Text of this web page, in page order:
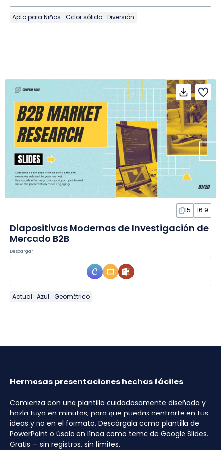
Apto para Niños Color sólido Diversión
15 16:9
Diapositivas Modernas de Investigación de
Mercado B2B
Descargar
Actual Azul Geométrico
Hermosas presentaciones hechas fáciles
Comienza con una plantilla cuidadosamente diseñada y
hazla tuya en minutos, para que puedas centrarte en tus
ideas y no en el formato. Descárgala como plantilla de
PowerPoint o úsala en línea como tema de Google Slides.
Gratis — sin registros, sin límites.